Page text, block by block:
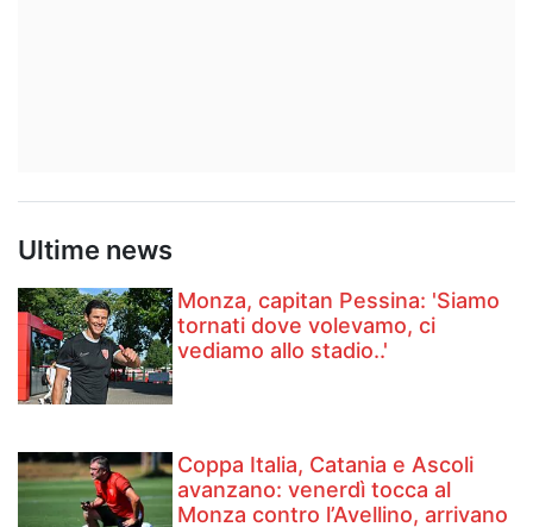
Ultime news
Monza, capitan Pessina: 'Siamo
tornati dove volevamo, ci
vediamo allo stadio..'
Coppa Italia, Catania e Ascoli
avanzano: venerdì tocca al
Monza contro l’Avellino, arrivano